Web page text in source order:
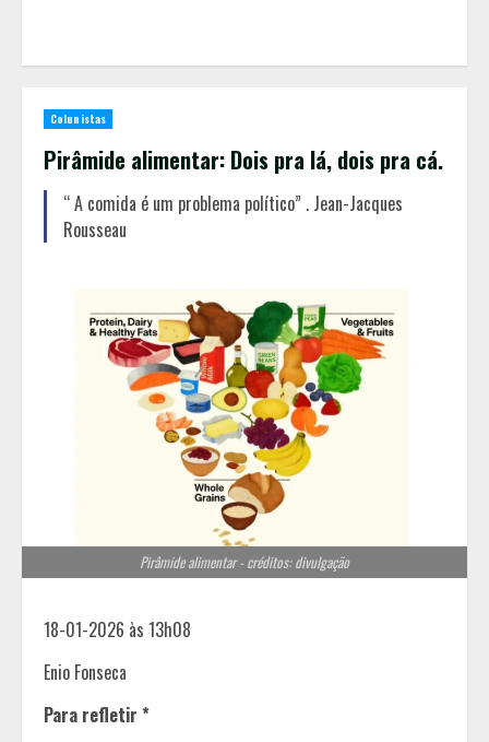
Colunistas
Pirâmide alimentar: Dois pra lá, dois pra cá.
“ A comida é um problema político” . Jean-Jacques
Rousseau
Pirâmide alimentar - créditos: divulgação
18-01-2026 às 13h08
Enio Fonseca
Para refletir *